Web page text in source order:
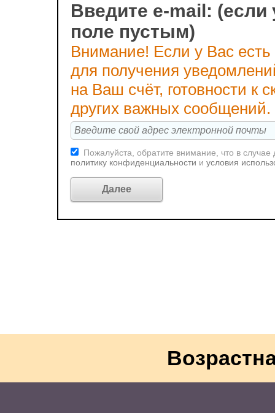
Введите e-mail: (если
поле пустым)
Внимание! Если у Вас
для получения
на Ваш счёт, готовности к
других важных сообщений.
Пожалуйста, обратите внимание, что в
политику конфиденциальности и условия